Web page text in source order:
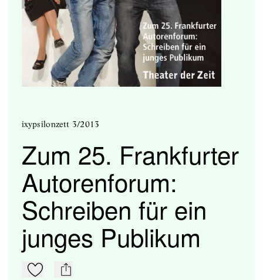
ixypsilonzett 3/2013
Zum 25. Frankfurter
Autorenforum:
Schreiben für ein
junges Publikum
Zu Mein-TdZ hinzufügen
mail